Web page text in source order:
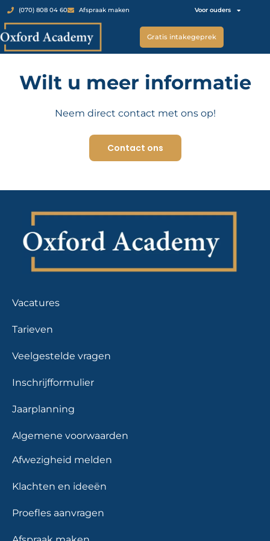
(070) 808 04 60 Afspraak maken Voor ouders
Gratis intakegeprek
Wilt u meer informatie
Neem direct contact met ons op!
Contact ons
Vacatures
Tarieven
Veelgestelde vragen
Inschrijfformulier
Jaarplanning
Algemene voorwaarden
Afwezigheid melden
Klachten en ideeën
Proefles aanvragen